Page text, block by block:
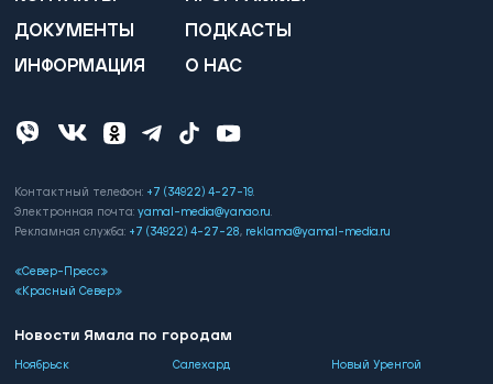
ДОКУМЕНТЫ
ИНФОРМАЦИЯ
ПОДКАСТЫ
О НАС
Контактный телефон: +7 (34922) 4-27-19.
Электронная почта: yamal-media@yanao.ru.
Рекламная служба: +7 (34922) 4-27-28, reklama@yamal-media.ru
«Север-Пресс»
«Красный Север»
Новости Ямала по городам
Ноябрьск Салехард Новый Уренгой